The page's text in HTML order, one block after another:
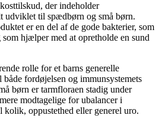
der indeholder
udviklet til spædbørn og små børn.
er en del af de gode bakterier, som
hjælper med at opretholde en sund
rolle for et barns generelle
fordøjelsen og immunsystemets
børn er tarmfloraen stadig under
modtagelige for ubalancer i
oppustethed eller generel uro.